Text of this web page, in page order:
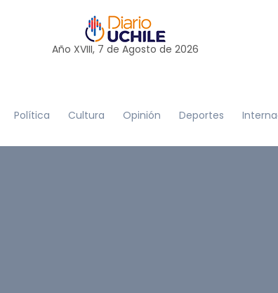
Año XVIII, 7 de Agosto de 2026
Política Cultura Opinión Deportes